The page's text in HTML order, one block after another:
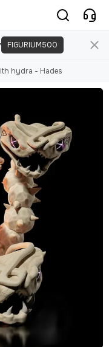
FIGURIUM500
hydra - Hades